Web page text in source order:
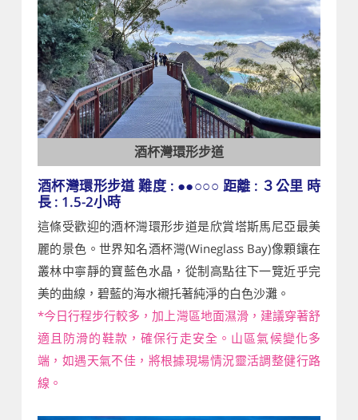
酒杯灣環形步道
酒杯灣環形步道 難度 : ●●○○○ 距離 : ３公里 時
長 : 1.5-2小時
這條受歡迎的酒杯灣環形步道是欣賞塔斯馬尼亞最美
麗的景色。世界知名酒杯灣(Wineglass Bay)像顆鑲在
叢林中寧靜的寶藍色水晶，從制高點往下一覽近乎完
美的曲線，碧藍的海水襯托著純淨的白色沙灘。
*今日行程步行較多，加上灣區地面濕滑，建議穿著舒
適且防滑的鞋款，確保行走安全。山區氣候變化多
端，如遇天氣不佳，將根據現場情況靈活調整健行路
線。